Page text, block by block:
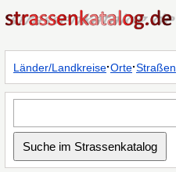
Länder/Landkreise·Orte·Straßen